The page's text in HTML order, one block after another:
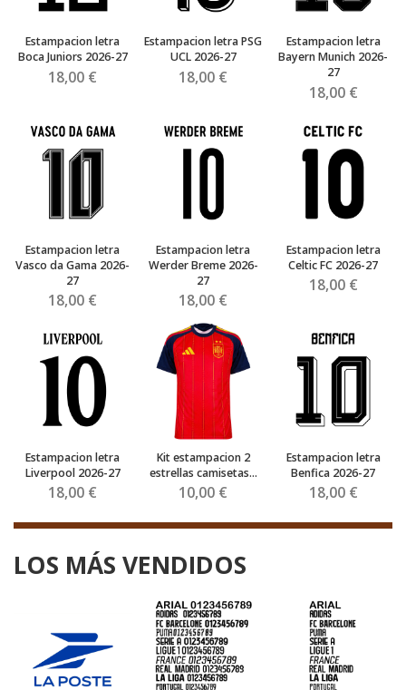
Estampacion letra
Boca Juniors 2026-27
18,00 €
Estampacion letra PSG
UCL 2026-27
18,00 €
Estampacion letra
Bayern Munich 2026-
27
18,00 €
Estampacion letra
Vasco da Gama 2026-
27
18,00 €
Estampacion letra
Werder Breme 2026-
27
18,00 €
Estampacion letra
Celtic FC 2026-27
18,00 €
Estampacion letra
Liverpool 2026-27
18,00 €
Kit estampacion 2
estrellas camisetas...
10,00 €
Estampacion letra
Benfica 2026-27
18,00 €
LOS MÁS VENDIDOS